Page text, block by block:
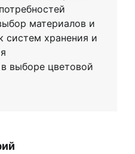
материалов и
систем хранения и
выборе цветовой